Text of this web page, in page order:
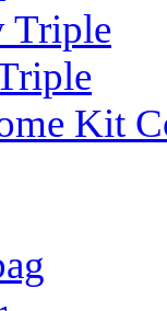
Triple
Kit